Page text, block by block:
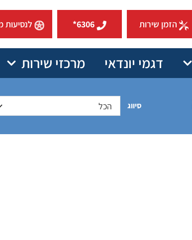
הזמן שירות 6306* לנסיעות
דגמי יונדאי מרכזי שירות
סיווג